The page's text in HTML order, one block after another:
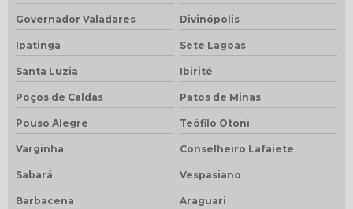
Governador Valadares Divinópolis
Ipatinga Sete Lagoas
Santa Luzia Ibirité
Poços de Caldas Patos de Minas
Pouso Alegre Teófilo Otoni
Varginha Conselheiro Lafaiete
Sabará Vespasiano
Barbacena Araguari